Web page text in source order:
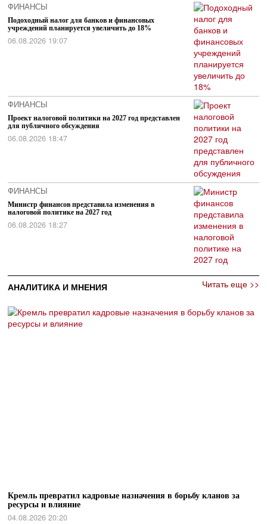
ФИНАНСЫ
Подоходный налог для банков и финансовых
учреждений планируется увеличить до 18%
06.08.2026 19:07
ФИНАНСЫ
Проект налоговой политики на 2027 год представлен
для публичного обсуждения
06.08.2026 18:47
ФИНАНСЫ
Министр финансов представила изменения в
налоговой политике на 2027 год
06.08.2026 18:27
АНАЛИТИКА И МНЕНИЯ Читать еще >>
Кремль превратил кадровые назначения в борьбу кланов за
ресурсы и влияние
04.08.2026 20:20